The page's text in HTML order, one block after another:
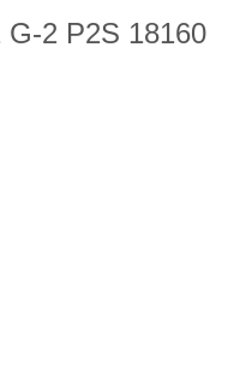
2 P2S 18160